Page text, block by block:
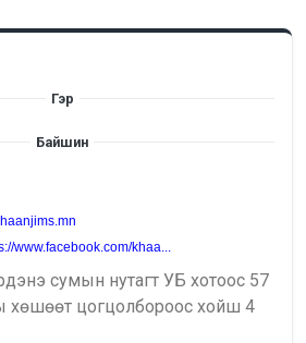
Гэр
Байшин
www.facebook.com/khaa...
сумын нутагт УБ хотоос 57
хөшөөт цогцолбороос хойш 4